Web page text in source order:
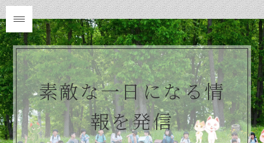
素敵な一日になる情
報を発信